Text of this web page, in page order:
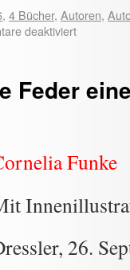
, 4 Bücher, Autoren,
deaktiviert
Feder
Funke
26.